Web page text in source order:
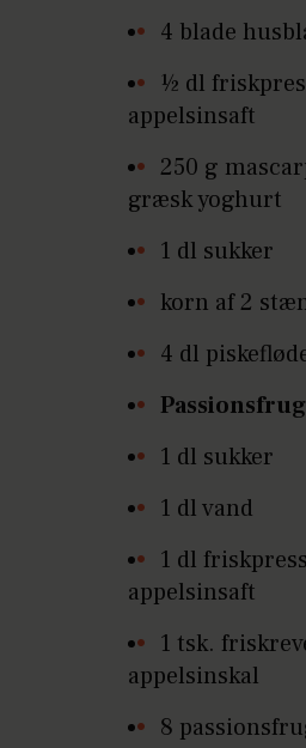
4 blade
½ dl
appelsinsaft
250 g
græsk yoghurt
1 dl sukker
korn af 2
4 dl
1 dl sukker
1 dl vand
1 dl
appelsinsaft
1 tsk.
appelsinskal
8